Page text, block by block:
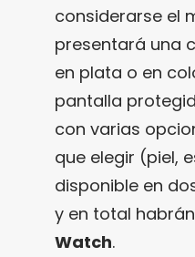
considerarse el
presentará una
en plata o en
pantalla
con varias
que elegir (piel,
disponible en
y en total
Watch.